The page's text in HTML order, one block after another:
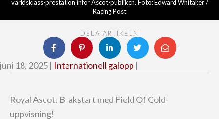
världsklass-prestation inför Ascot-publiken. Foto: Edward Whitaker /
Racing Post
DELA ARTIKELN
juni 18, 2025 | Internationell galopp |
Royal Ascot: Brakstart med Field Of Gold-
uppvisning!